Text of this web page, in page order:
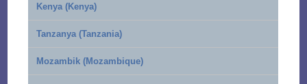
Kenya (Kenya)
Tanzanya (Tanzania)
Mozambik (Mozambique)